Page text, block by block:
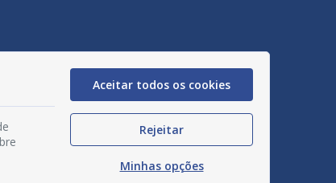
Aceitar todos os cookies
Rejeitar
Minhas opções